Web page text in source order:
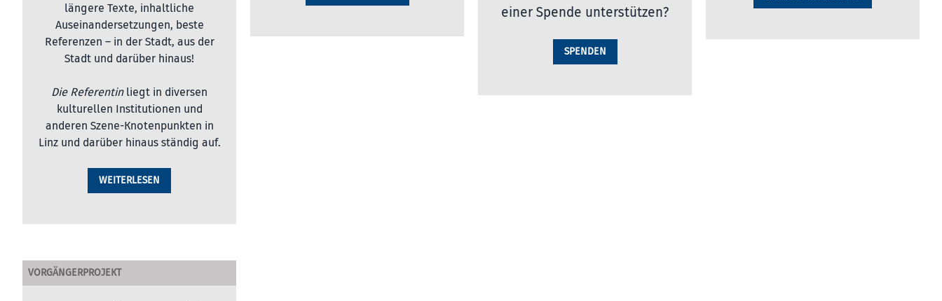
längere Texte, inhaltliche
Auseinandersetzungen, beste
Referenzen – in der Stadt, aus der
Stadt und darüber hinaus!
Die Referentinliegt in diversen
kulturellen Institutionen und
anderen Szene-Knotenpunkten in
Linz und darüber hinaus ständig auf.
WEITERLESEN
einer Spende unterstützen?
SPENDEN
VORGÄNGERPROJEKT